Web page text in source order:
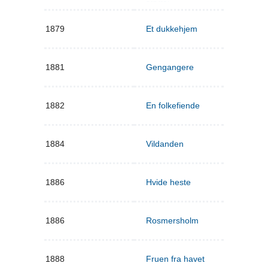
1879 Et dukkehjem
1881 Gengangere
1882 En folkefiende
1884 Vildanden
1886 Hvide heste
1886 Rosmersholm
1888 Fruen fra havet